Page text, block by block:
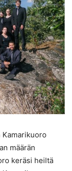
määrän
keräsi heiltä